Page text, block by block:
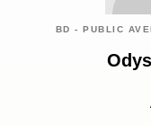
BD - PUBLIC